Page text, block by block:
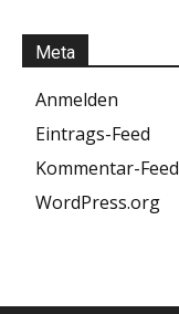
Meta
Anmelden
Eintrags-Feed
Kommentar-Feed
WordPress.org